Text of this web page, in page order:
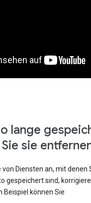
lange
sie
von Diensten an, mit denen
gespeichert sind,
Beispiel können Sie